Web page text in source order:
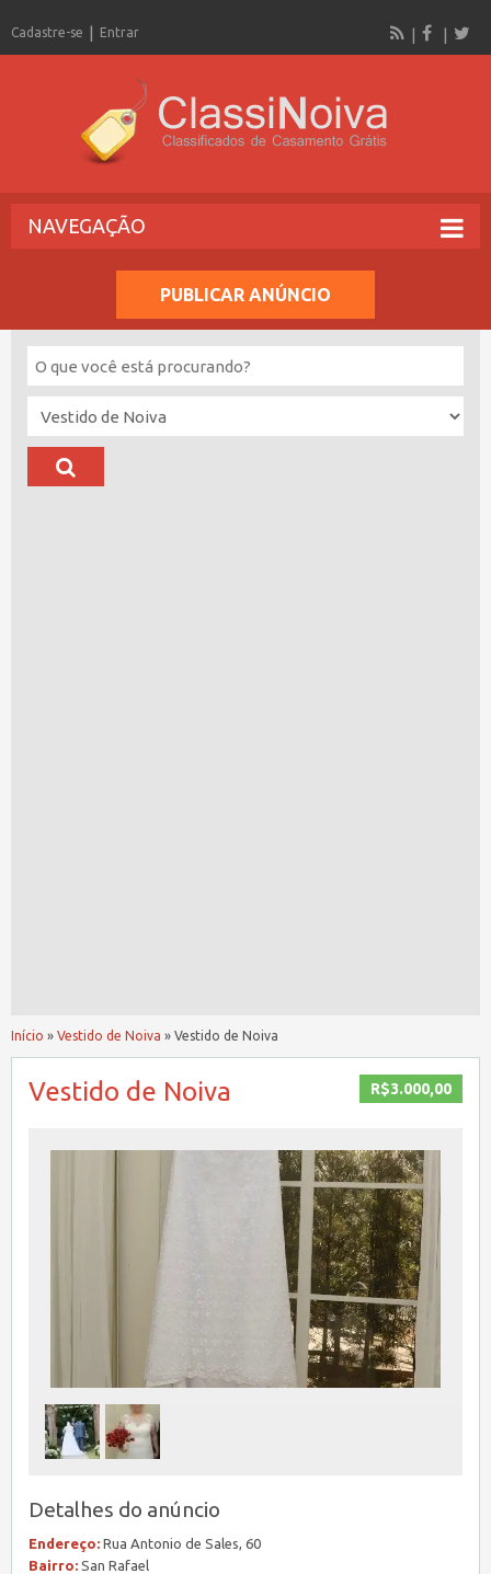
Cadastre-se Entrar
NAVEGAÇÃO
PUBLICAR ANÚNCIO
Início » Vestido de Noiva » Vestido de Noiva
R$3.000,00
Vestido de Noiva
Detalhes do anúncio
Endereço: Rua Antonio de Sales, 60
Bairro: San Rafael